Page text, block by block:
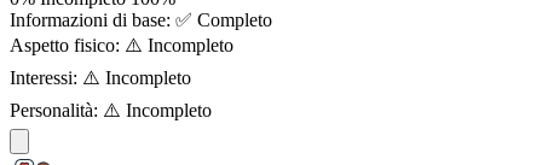
Informazioni di base: ✅ Completo
Aspetto fisico: ⚠️ Incompleto
Interessi: ⚠️ Incompleto
Personalità: ⚠️ Incompleto